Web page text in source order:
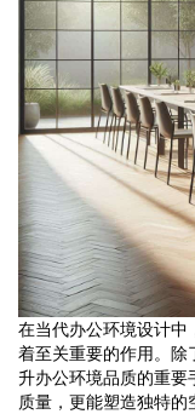
在当代办公环境设计中
着至关重要的作用。除
升办公环境品质的重要
质量，更能塑造独特